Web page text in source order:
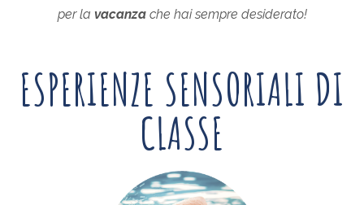
per la vacanzache hai sempre desiderato!
ESPERIENZE SENSORIALI DI
CLASSE